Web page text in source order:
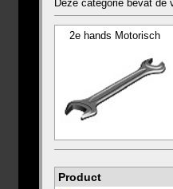
Deze categorie bevat de
2e hands Motorisch
Product